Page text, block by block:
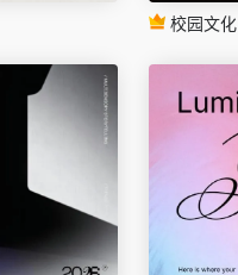
校园文化